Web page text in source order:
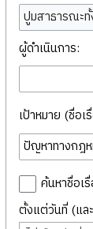
ปูมสาธารณะ
ผู้ดำเนินการ:
เป้าหมาย (ชื่อ
ค้นหาชื่อเ
ตั้งแต่วันที่ (แล